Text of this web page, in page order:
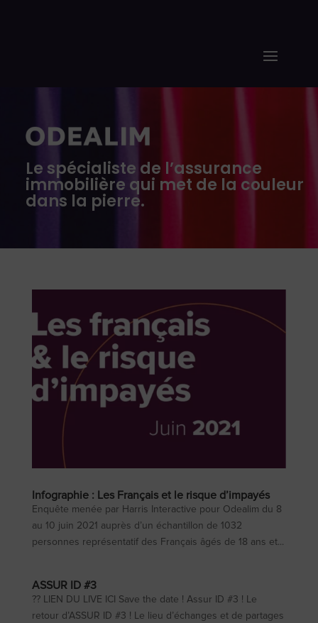
Le spécialiste de l’assurance
immobilière qui met de la couleur
dans la pierre.
Infographie : Les Français et le risque d’impayés
Enquête menée par Harris Interactive pour Odealim du 8
au 10 juin 2021 auprès d’un échantillon de 1032
personnes représentatif des Français âgés de 18 ans et...
ASSUR ID #3
?? LIEN DU LIVE ICI Save the date ! Assur ID #3 ! Le
retour d’ASSUR ID #3 ! Le lieu d’échanges et de partages